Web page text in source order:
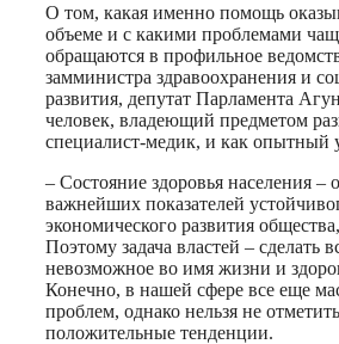
О том, какая именно помощь
объеме и с какими проблемами
обращаются в профильное
замминистра здравоохранения и
развития, депутат Парламента
человек, владеющий предметом
специалист-медик, и как опытный
– Состояние здоровья населения –
важнейших показателей
экономического развития
Поэтому задача властей – сделать
невозможное во имя жизни и
Конечно, в нашей сфере все еще
проблем, однако нельзя не
положительные тенденции.